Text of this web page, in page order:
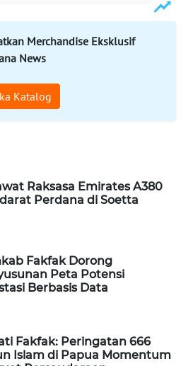
Merchandise Eksklusif
News
Katalog
Raksasa Emirates A380
Perdana di Soetta
Fakfak Dorong
Peta Potensi
Berbasis Data
Fakfak: Peringatan 666
Islam di Papua Momentum